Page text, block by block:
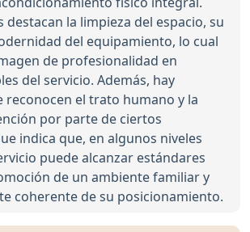
destacan la limpieza del espacio, su
del equipamiento, lo cual
de profesionalidad en
del servicio. Además, hay
reconocen el trato humano y la
por parte de ciertos
indica que, en algunos niveles
puede alcanzar estándares
de un ambiente familiar y
coherente de su posicionamiento.